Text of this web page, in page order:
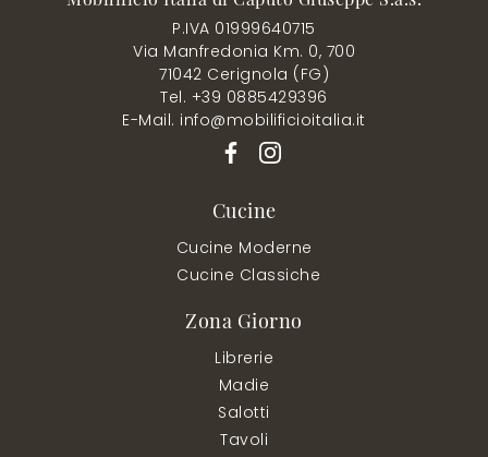
P.IVA 01999640715
Via Manfredonia Km. 0, 700
71042 Cerignola (FG)
Tel. +39 0885429396
E-Mail. info@mobilificioitalia.it
Cucine
Cucine Moderne
Cucine Classiche
Zona Giorno
Librerie
Madie
Salotti
Tavoli